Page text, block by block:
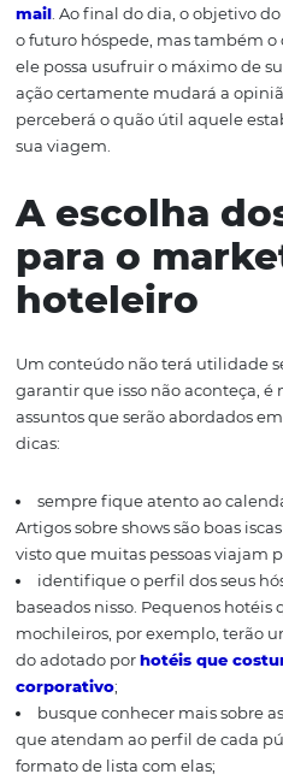
simples: ofereça dicas e
atenção do seu público. A
Ninguém gosta de clicar
descobrir, em poucos
presentes não são
manter a atenção do leitor
chamada para a ação. É
não consuma o seu
que você pode oferecer
mail
. Ao final do dia, o
o futuro hóspede, mas
ele possa usufruir o máximo
ação certamente mudará a
sua viagem.
A escolha
para o
hoteleiro
Um conteúdo não terá